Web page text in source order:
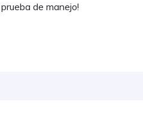
de manejo!